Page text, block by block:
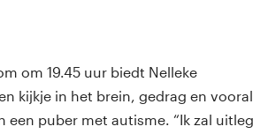
om 19.45 uur biedt Nelleke
kijkje in het brein, gedrag en vooral
een puber met autisme. “Ik zal uitleg